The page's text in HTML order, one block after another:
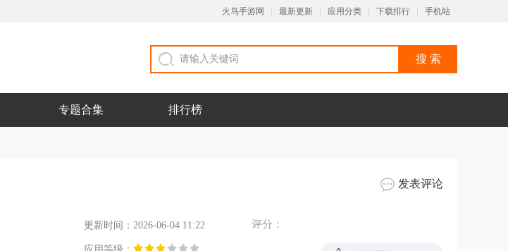
火鸟手游网 最新更新 应用分类 下载排行 手机站
专题合集 排行榜
发表评论
更新时间：2026-06-04 11:22
评分：